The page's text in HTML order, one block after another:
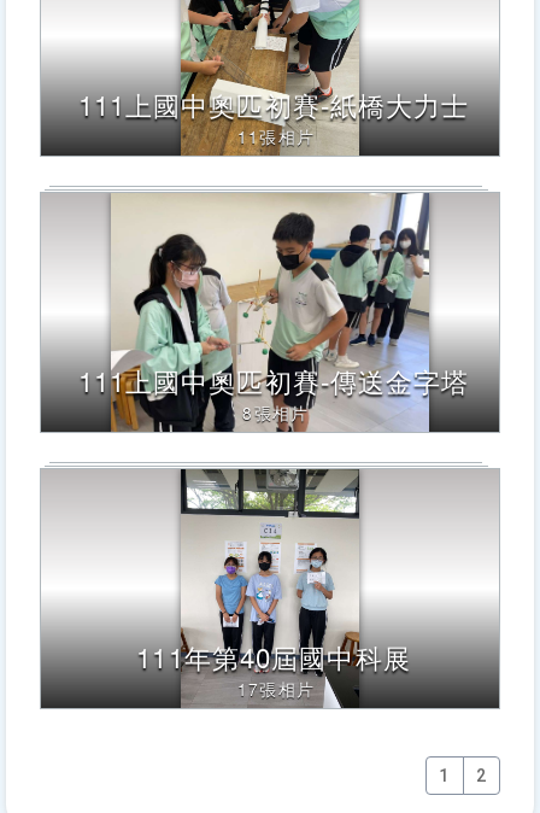
111上國中奧匹初賽-紙橋大力士
11張相片
111上國中奧匹初賽-傳送金字塔
8張相片
111年第40屆國中科展
17張相片
1 2